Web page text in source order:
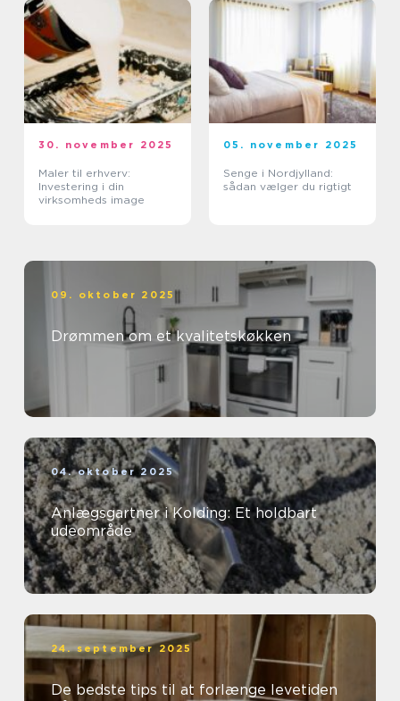
30. november 2025
Maler til erhverv:
Investering i din
virksomheds image
05. november 2025
Senge i Nordjylland:
sådan vælger du rigtigt
09. oktober 2025
Drømmen om et kvalitetskøkken
04. oktober 2025
Anlægsgartner i Kolding: Et holdbart
udeområde
24. september 2025
De bedste tips til at forlænge levetiden